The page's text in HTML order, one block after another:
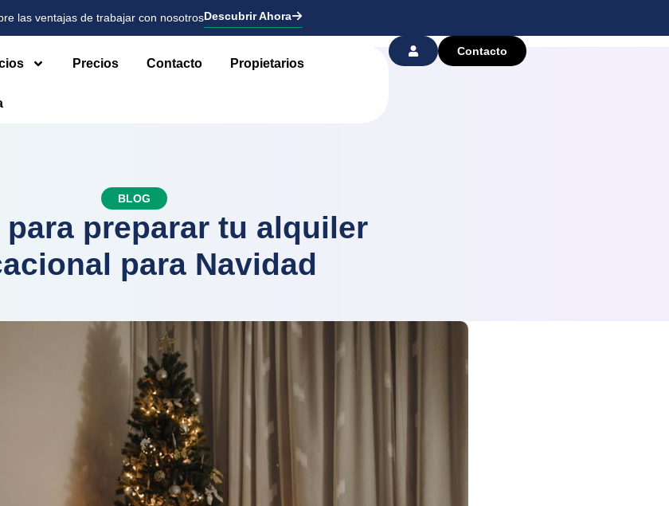
las ventajas de trabajar con nosotrosDescubrir Ahora
Precios Contacto Propietarios
Contacto
BLOG
para preparar tu alquiler
para Navidad